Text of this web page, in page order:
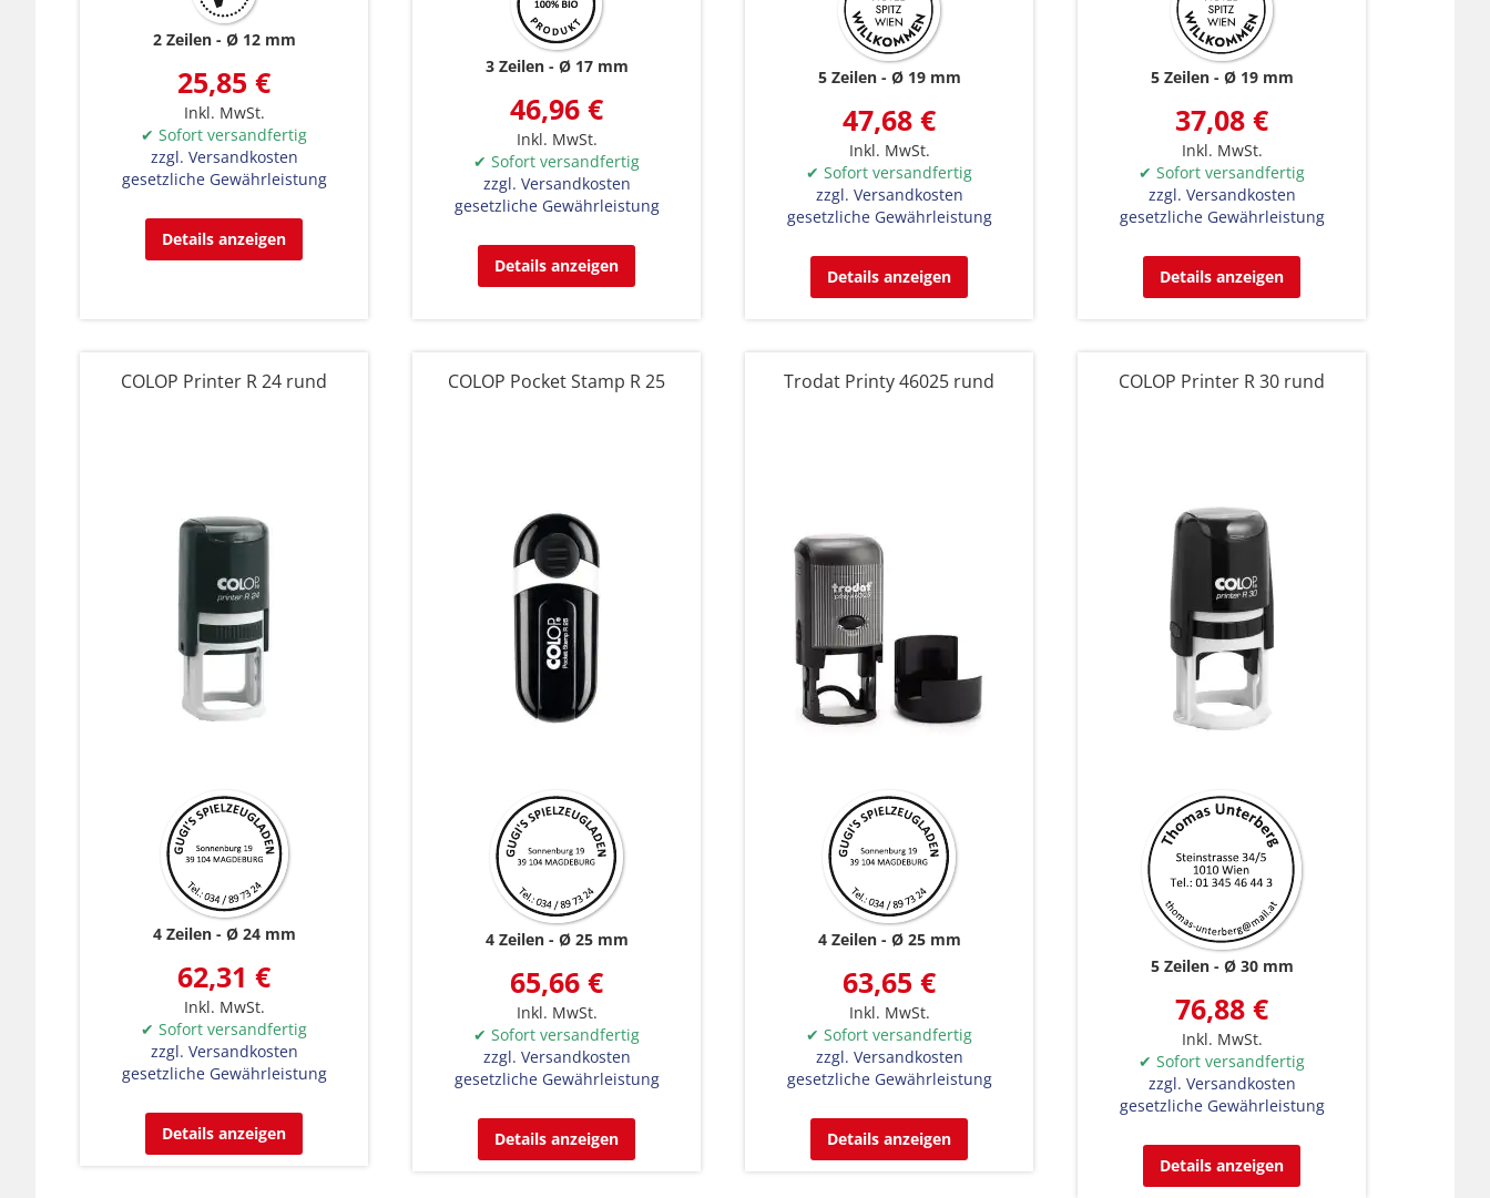
2 Zeilen Ø 12 mm
25,85 €
Inkl. MwSt.
✔ Sofort versandfertig
zzgl. Versandkosten
gesetzliche Gewährleistung
Details anzeigen
3 Zeilen Ø 17 mm
46,96 €
Inkl. MwSt.
✔ Sofort versandfertig
zzgl. Versandkosten
gesetzliche Gewährleistung
Details anzeigen
5 Zeilen Ø 19 mm
47,68 €
Inkl. MwSt.
✔ Sofort versandfertig
zzgl. Versandkosten
gesetzliche Gewährleistung
Details anzeigen
5 Zeilen Ø 19 mm
37,08 €
Inkl. MwSt.
✔ Sofort versandfertig
zzgl. Versandkosten
gesetzliche Gewährleistung
Details anzeigen
COLOP Printer R 24 rund
4 Zeilen Ø 24 mm
62,31 €
Inkl. MwSt.
✔ Sofort versandfertig
zzgl. Versandkosten
gesetzliche Gewährleistung
Details anzeigen
COLOP Pocket Stamp R 25
4 Zeilen Ø 25 mm
65,66 €
Inkl. MwSt.
✔ Sofort versandfertig
zzgl. Versandkosten
gesetzliche Gewährleistung
Details anzeigen
Trodat Printy 46025 rund
4 Zeilen Ø 25 mm
63,65 €
Inkl. MwSt.
✔ Sofort versandfertig
zzgl. Versandkosten
gesetzliche Gewährleistung
Details anzeigen
COLOP Printer R 30 rund
5 Zeilen Ø 30 mm
76,88 €
Inkl. MwSt.
✔ Sofort versandfertig
zzgl. Versandkosten
gesetzliche Gewährleistung
Details anzeigen